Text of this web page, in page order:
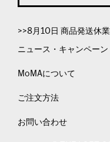
>>8月10日 商品発送休
ニュース・キャンペーン
MoMAについて
ご注文方法
お問い合わせ